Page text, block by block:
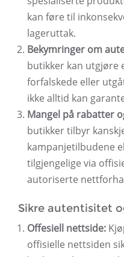
kan føre til
lageruttak.
Bekymringer om
butikker kan utgjøre
forfalskede eller
ikke alltid kan
Mangel på rabatter
butikker tilbyr
kampanjetilbudene
tilgjengelige via
autoriserte
Sikre autentisitet
Offesiell nettside:
offisielle nettsiden